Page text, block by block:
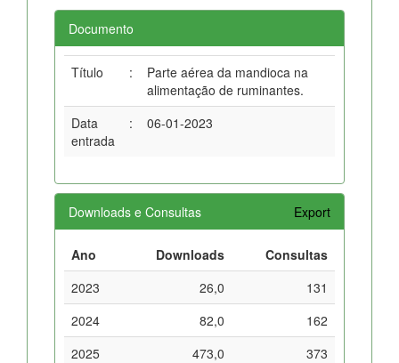
Documento
Título :
Parte aérea da mandioca na
alimentação de ruminantes.
Data
entrada
: 06-01-2023
Downloads e Consultas Export
Ano Downloads
Consultas
2023
26,0
131
2024
82,0
162
2025
473,0
373